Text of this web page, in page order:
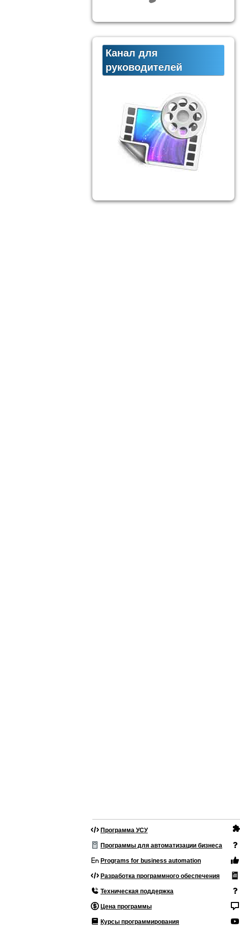
Канал для
руководителей
Программа УСУ
Программы для автоматизации бизнеса
Programs for business automation
Разработка программного обеспечения
Техническая поддержка
Цена программы
Курсы программирования